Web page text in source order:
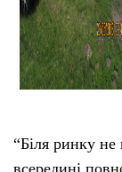
“Біля ринку